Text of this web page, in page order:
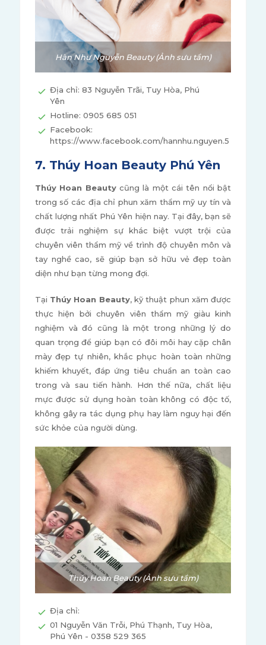
Hàn Như Nguyễn Beauty (Ảnh sưu tầm)
Địa chỉ: 83 Nguyễn Trãi, Tuy Hòa, Phú
Yên
Hotline: 0905 685 051
Facebook:
https://www.facebook.com/hannhu.nguyen.5
7. Thúy Hoan Beauty Phú Yên
Thúy Hoan Beautycũng là một cái tên nổi bật
trong số các địa chỉ phun xăm thẩm mỹ uy tín và
chất lượng nhất Phú Yên hiện nay. Tại đây, bạn sẽ
được trải nghiệm sự khác biệt vượt trội của
chuyên viên thẩm mỹ về trình độ chuyên môn và
tay nghề cao, sẽ giúp bạn sở hữu vẻ đẹp toàn
diện như bạn từng mong đợi.
Tại Thúy Hoan Beauty, kỹ thuật phun xăm được
thực hiện bởi chuyên viên thẩm mỹ giàu kinh
nghiệm và đó cũng là một trong những lý do
quan trọng để giúp bạn có đôi môi hay cặp chân
mày đẹp tự nhiên, khắc phục hoàn toàn những
khiếm khuyết, đáp ứng tiêu chuẩn an toàn cao
trong và sau tiến hành. Hơn thế nữa, chất liệu
mực được sử dụng hoàn toàn không có độc tố,
không gây ra tác dụng phụ hay làm nguy hại đến
sức khỏe của người dùng.
Thúy Hoan Beauty (Ảnh sưu tầm)
Địa chỉ:
01 Nguyễn Văn Trỗi, Phú Thạnh, Tuy Hòa,
Phú Yên - 0358 529 365